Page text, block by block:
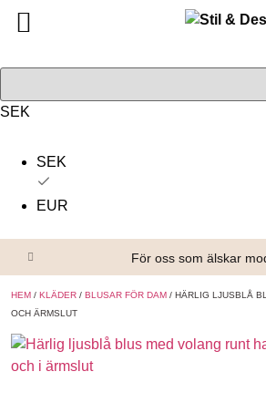
SEK
SEK
EUR
För oss som älskar
HEM / KLÄDER / BLUSAR FÖR DAM / HÄRLIG LJUSBLÅ
OCH ÄRMSLUT
Alla produkter
Om oss